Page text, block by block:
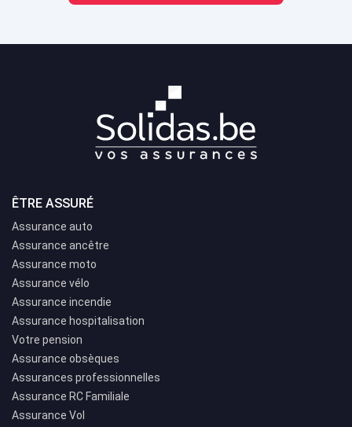
ÊTRE ASSURÉ
Assurance auto
Assurance ancêtre
Assurance moto
Assurance vélo
Assurance incendie
Assurance hospitalisation
Votre pension
Assurance obsèques
Assurances professionnelles
Assurance RC Familiale
Assurance Vol